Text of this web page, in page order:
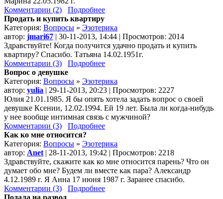
Комментарии (2)
Подробнее
Продать и купить квартиру
Категория: Вопросы » Эзотерика
автор: jmari67 | 30-11-2013, 14:44 | Просмотров: 2014
Здравствуйте! Когда получится удачно продать и купить
квартиру? Спасибо. Татьяна 14.02.1951г.
Комментарии (3)
Подробнее
Вопрос о девушке
Категория: Вопросы » Эзотерика
автор: yulia | 29-11-2013, 20:23 | Просмотров: 2227
Юлия 21.01.1985. Я бы опять хотела задать вопрос о своей
девушке Ксении, 12.02.1994. Ей 19 лет. Была ли когда-нибудь
у нее вообще интимная связь с мужчиной?
Комментарии (3)
Подробнее
Как ко мне относится?
Категория: Вопросы » Эзотерика
автор: Anet | 28-11-2013, 19:42 | Просмотров: 2218
Здравствуйте, скажите как ко мне относится парень? Что он
думает обо мне? Будем ли вместе как пара? Александр
4.12.1989 г. Я Анна 17 июня 1987 г. Заранее спасибо.
Комментарии (3)
Подробнее
Подала на развод